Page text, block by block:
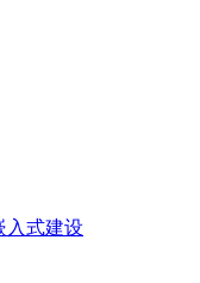
入式建设